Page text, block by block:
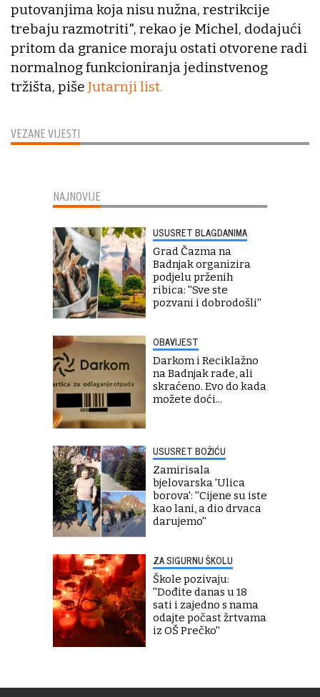
VEZANE VIJESTI
putovanjima koja nisu nužna, restrikcije
trebaju razmotriti", rekao je Michel, dodajući
pritom da granice moraju ostati otvorene radi
normalnog funkcioniranja jedinstvenog
tržišta, piše Jutarnji list.
NAJNOVIJE
USUSRET BLAGDANIMA
Grad Čazma na
Badnjak organizira
podjelu prženih
ribica: ''Sve ste
pozvani i dobrodošli''
OBAVIJEST
Darkom i Reciklažno
na Badnjak rade, ali
skraćeno. Evo do kada
možete doći...
USUSRET BOŽIĆU
Zamirisala
bjelovarska 'Ulica
borova': ''Cijene su iste
kao lani, a dio drvaca
darujemo''
ZA SIGURNU ŠKOLU
Škole pozivaju:
''Dođite danas u 18
sati i zajedno s nama
odajte počast žrtvama
iz OŠ Prečko''